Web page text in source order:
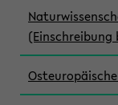
(Einschreibung